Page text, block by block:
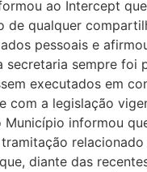
ao Intercept
de qualquer
pessoais e
secretaria sempre foi
executados em
com a legislação
Município informou
diante das